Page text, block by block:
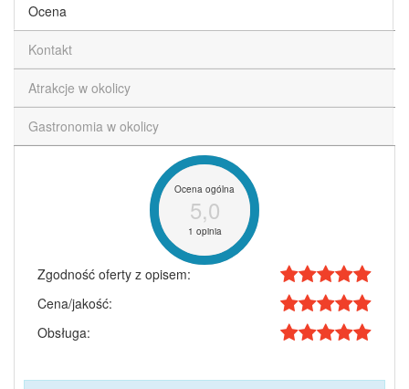
Ocena
Kontakt
Atrakcje w okolicy
Gastronomia w okolicy
Ocena ogólna
5,0
1 opinia
Zgodność oferty z opisem:
Cena/jakość:
Obsługa: